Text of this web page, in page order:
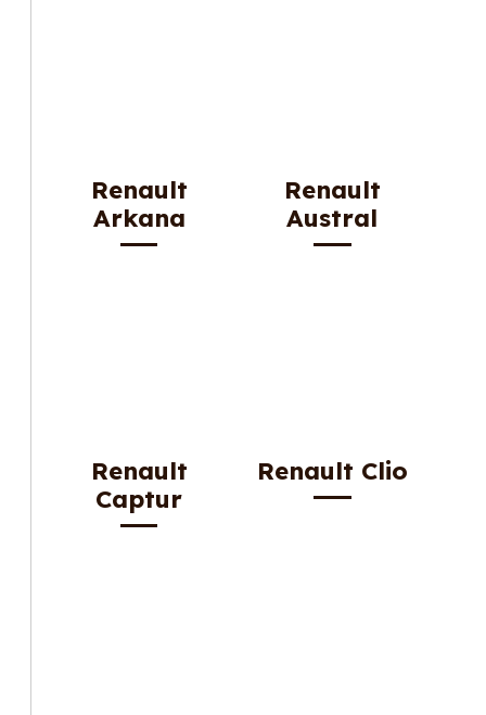
Renault
Arkana
Renault
Austral
Renault
Captur
Renault Clio